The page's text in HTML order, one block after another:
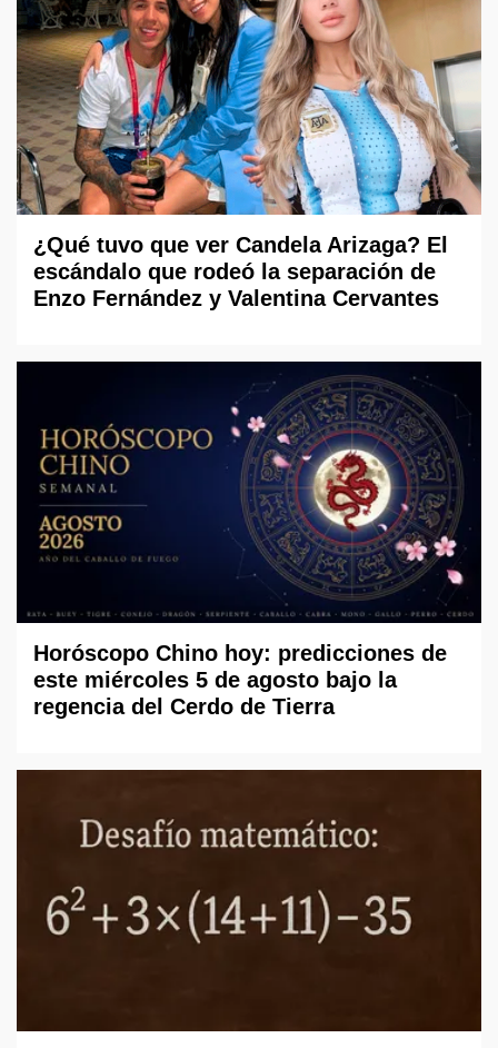
¿Qué tuvo que ver Candela Arizaga? El
escándalo que rodeó la separación de
Enzo Fernández y Valentina Cervantes
Horóscopo Chino hoy: predicciones de
este miércoles 5 de agosto bajo la
regencia del Cerdo de Tierra